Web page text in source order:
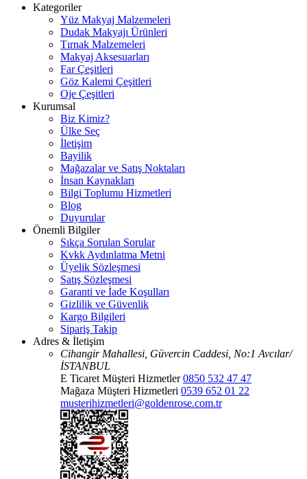
Kategoriler
Yüz Makyaj Malzemeleri
Dudak Makyajı Ürünleri
Tırnak Malzemeleri
Makyaj Aksesuarları
Far Çeşitleri
Göz Kalemi Çeşitleri
Oje Çeşitleri
Kurumsal
Biz Kimiz?
Ülke Seç
İletişim
Bayilik
Mağazalar ve Satış Noktaları
İnsan Kaynakları
Bilgi Toplumu Hizmetleri
Blog
Duyurular
Önemli Bilgiler
Sıkça Sorulan Sorular
Kvkk Aydınlatma Metni
Üyelik Sözleşmesi
Satış Sözleşmesi
Garanti ve İade Koşulları
Gizlilik ve Güvenlik
Kargo Bilgileri
Sipariş Takip
Adres & İletişim
Cihangir Mahallesi, Güvercin Caddesi, No:1 Avcılar/
İSTANBUL
E Ticaret Müşteri Hizmetler 0850 532 47 47
Mağaza Müşteri Hizmetleri 0539 652 01 22
musterihizmetleri@goldenrose.com.tr